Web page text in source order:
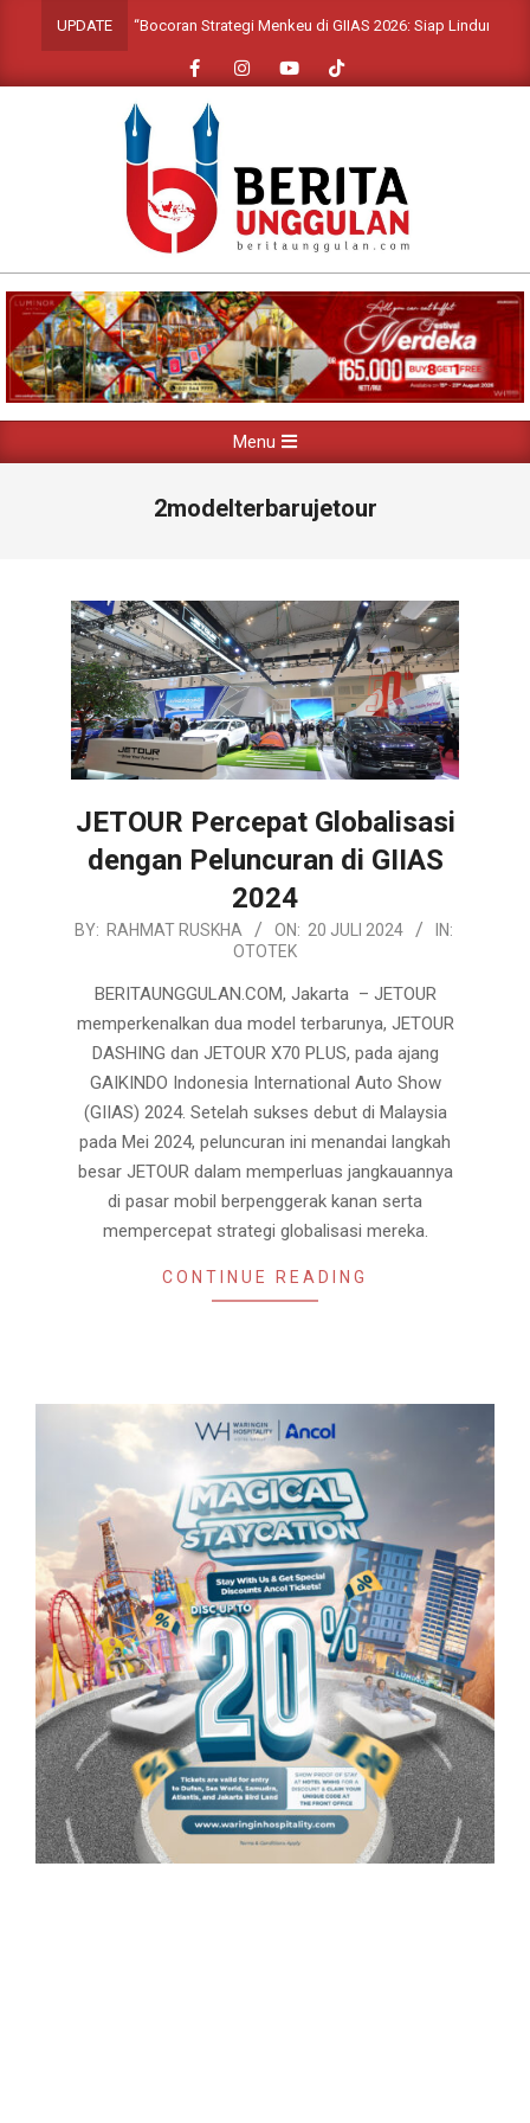
UPDATE“Bocoran Strategi Menkeu di GIIAS 2026: Siap Lindungi
Navigation
Menu
2modelterbarujetour
JETOUR Percepat Globalisasi
dengan Peluncuran di GIIAS
2024
2024-
BY: RAHMAT RUSKHA ON: 20 JULI 2024
IN:
OTOTEK
BERITAUNGGULAN.COM, Jakarta – JETOUR
memperkenalkan dua model terbarunya, JETOUR
DASHING dan JETOUR X70 PLUS, pada ajang
GAIKINDO Indonesia International Auto Show
(GIIAS) 2024. Setelah sukses debut di Malaysia
pada Mei 2024, peluncuran ini menandai langkah
besar JETOUR dalam memperluas jangkauannya
di pasar mobil berpenggerak kanan serta
mempercepat strategi globalisasi mereka.
CONTINUE READING